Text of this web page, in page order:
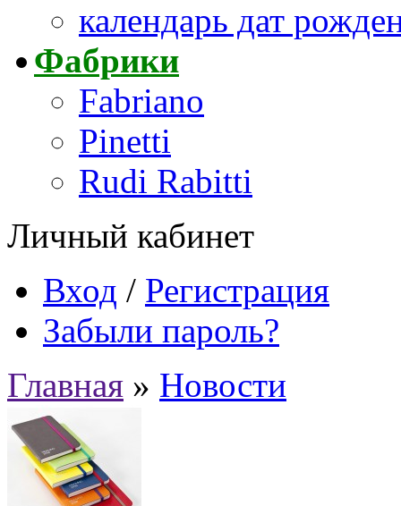
календарь дат
Фабрики
Fabriano
Pinetti
Rudi Rabitti
Личный кабинет
Вход / Регистрация
Забыли пароль?
Главная » Новости